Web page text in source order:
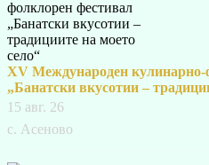
XV Международен кулинарно-
„Банатски вкусотии –
15 авг. 26
с. Асеново